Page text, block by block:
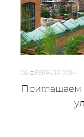
26 ФЕВРАЛЯ 2014